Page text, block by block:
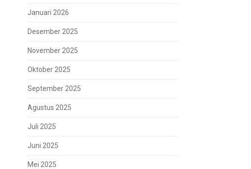
Januari 2026
Desember 2025
November 2025
Oktober 2025
September 2025
Agustus 2025
Juli 2025
Juni 2025
Mei 2025